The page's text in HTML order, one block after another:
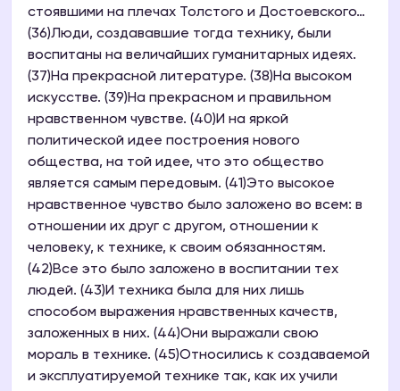
стоявшими на плечах Толстого и Достоевского…
(36)Люди, создававшие тогда технику, были
воспитаны на величайших гуманитарных идеях.
(37)На прекрасной литературе. (38)На высоком
искусстве. (39)На прекрасном и правильном
нравственном чувстве. (40)И на яркой
политической идее построения нового
общества, на той идее, что это общество
является самым передовым. (41)Это высокое
нравственное чувство было заложено во всем: в
отношении их друг с другом, отношении к
человеку, к технике, к своим обязанностям.
(42)Все это было заложено в воспитании тех
людей. (43)И техника была для них лишь
способом выражения нравственных качеств,
заложенных в них. (44)Они выражали свою
мораль в технике. (45)Относились к создаваемой
и эксплуатируемой технике так, как их учили